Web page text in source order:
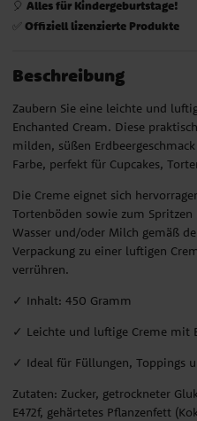
🎈 Alles für Kindergeburtstage!
✅ Offiziell lizenzierte Produkte
Beschreibung
Zaubern Sie eine leichte und
Enchanted Cream. Diese
milden, süßen
Farbe, perfekt für Cupcakes,
Die Creme eignet sich
Tortenböden sowie zum
Wasser und/oder Milch gemäß
Verpackung zu einer luftigen
verrühren.
✓ Inhalt: 450 Gramm
✓ Leichte und luftige Creme mit
✓ Ideal für Füllungen, Toppings
Zutaten: Zucker, getrockneter
E472f, gehärtetes Pflanzenfett